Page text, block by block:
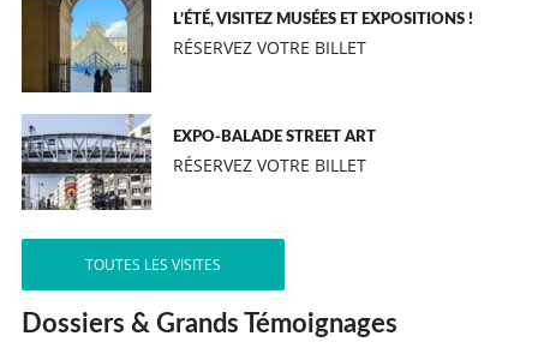
L’ÉTÉ, VISITEZ MUSÉES ET EXPOSITIONS !
RÉSERVEZ VOTRE BILLET
EXPO-BALADE STREET ART
RÉSERVEZ VOTRE BILLET
TOUTES LES VISITES
Dossiers & Grands Témoignages